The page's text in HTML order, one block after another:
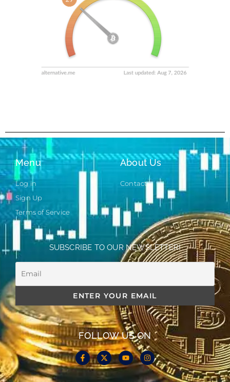
Menu
Log in
Sign Up
Terms of Service
About Us
Contact
SUBSCRIBE TO OUR NEWSLETTER!
FOLLOW US ON